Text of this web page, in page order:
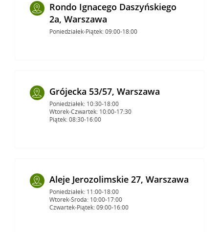
Rondo Ignacego Daszyńskiego
2a, Warszawa
Poniedziałek-Piątek: 09:00-18:00
Grójecka 53/57, Warszawa
Poniedziałek: 10:30-18:00
Wtorek-Czwartek: 10:00-17:30
Piątek: 08:30-16:00
Aleje Jerozolimskie 27, Warszawa
Poniedziałek: 11:00-18:00
Wtorek-Środa: 10:00-17:00
Czwartek-Piątek: 09:00-16:00